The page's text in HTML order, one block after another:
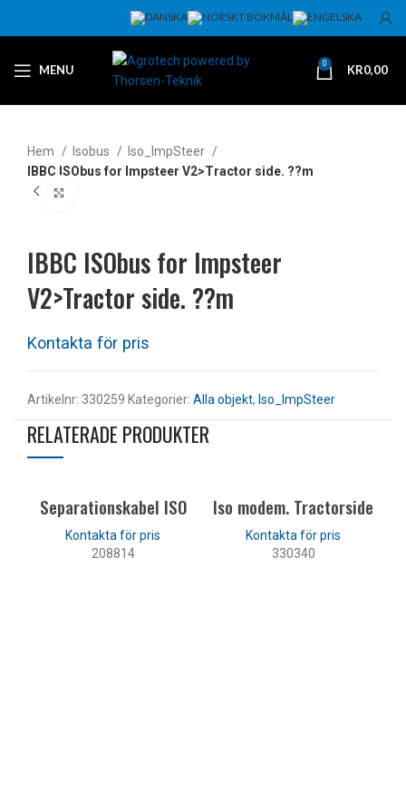
MENU 0 KR0,00
Hem Isobus
Iso_ImpSteer
IBBC ISObus for Impsteer V2>Tractor side. ??m
IBBC ISObus for Impsteer
V2>Tractor side. ??m
Artikelnr: 330259 Kategorier: Alla objekt, Iso_ImpSteer
RELATERADE PRODUKTER
Separationskabel ISO
208814
Iso modem. Tractorside
330340